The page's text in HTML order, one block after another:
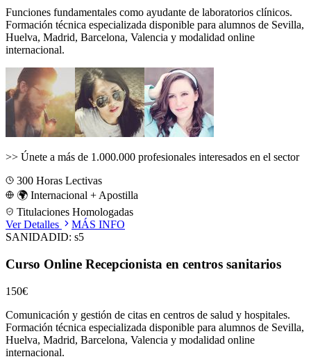
Funciones fundamentales como ayudante de laboratorios clínicos.
Formación técnica especializada disponible para alumnos de Sevilla,
Huelva, Madrid, Barcelona, Valencia y modalidad online
internacional.
>> Únete a más de 1.000.000 profesionales interesados en el sector
300 Horas Lectivas
🌍 Internacional + Apostilla
Titulaciones Homologadas
Ver Detalles
MÁS INFO
SANIDADID: s5
Curso Online Recepcionista en centros sanitarios
150€
Comunicación y gestión de citas en centros de salud y hospitales.
Formación técnica especializada disponible para alumnos de Sevilla,
Huelva, Madrid, Barcelona, Valencia y modalidad online
internacional.